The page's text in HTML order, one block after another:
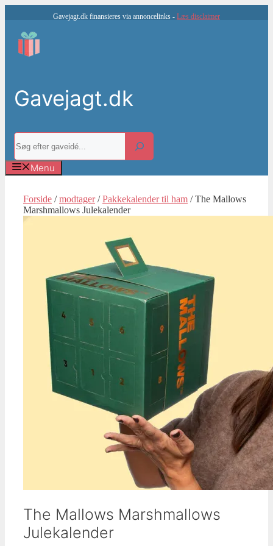
indhold
Gavejagt.dk finansieres via annoncelinks - Læs disclaimer
Gavejagt.dk
Søg
Menu
Forside /modtager/Pakkekalender til ham / The Mallows
Marshmallows Julekalender
The Mallows Marshmallows
Julekalender